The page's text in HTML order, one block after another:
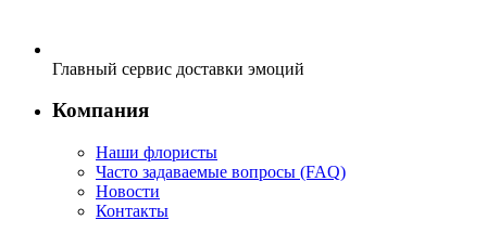
Главный сервис доставки эмоций
Компания
Наши флористы
Часто задаваемые вопросы (FAQ)
Новости
Контакты